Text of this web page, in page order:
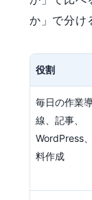
か」で分け
役割
毎日の作業
線、記事、
WordPress
料作成